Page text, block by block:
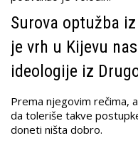
Surova optužba
je vrh u Kijevu
ideologije iz
Prema njegovim rečima,
da toleriše takve
doneti ništa dobro.